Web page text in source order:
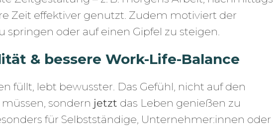
Zeit effektiver genutzt. Zudem motiviert der
springen oder auf einen Gipfel zu steigen.
& bessere Work-Life-Balance
füllt, lebt bewusster. Das Gefühl, nicht auf den
sondern jetzt das Leben genießen zu
für Selbstständige, Unternehmer:innen oder